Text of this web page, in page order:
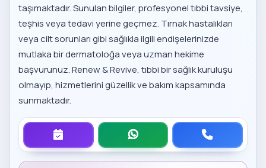
taşımaktadır. Sunulan bilgiler, profesyonel tıbbi tavsiye,
teşhis veya tedavi yerine geçmez. Tırnak hastalıkları
veya cilt sorunları gibi sağlıkla ilgili endişelerinizde
mutlaka bir dermatoloğa veya uzman hekime
başvurunuz. Renew & Revive, tıbbi bir sağlık kuruluşu
olmayıp, hizmetlerini güzellik ve bakım kapsamında
sunmaktadır.